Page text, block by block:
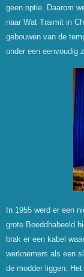
geen optie. Daarom
naar Wat Traimit in
gebouwen van de
onder een eenvoudig
In 1955 werd er een
grote Boeddhabeeld
brak er een kabel
werknemers als een
de modder liggen.